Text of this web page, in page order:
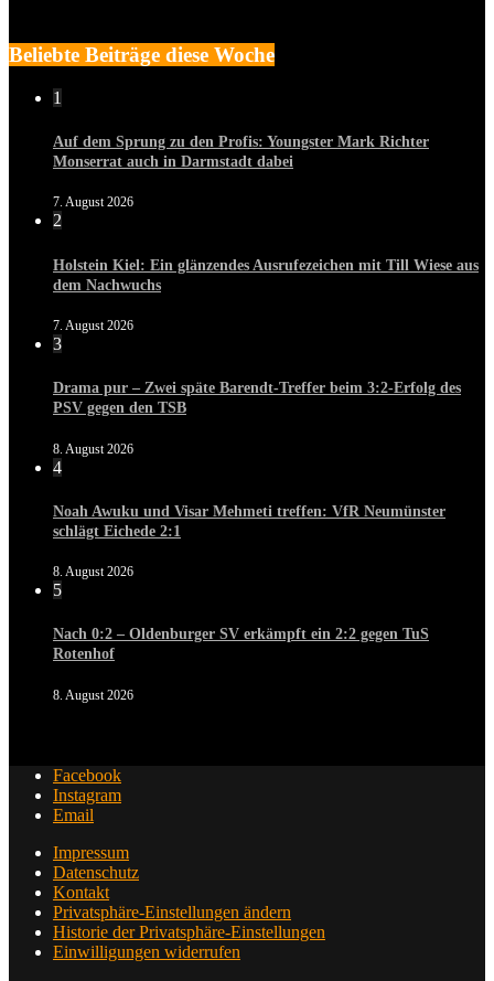
Beliebte Beiträge diese Woche
1
Auf dem Sprung zu den Profis: Youngster Mark Richter
Monserrat auch in Darmstadt dabei
7. August 2026
2
Holstein Kiel: Ein glänzendes Ausrufezeichen mit Till Wiese aus
dem Nachwuchs
7. August 2026
3
Drama pur – Zwei späte Barendt-Treffer beim 3:2-Erfolg des
PSV gegen den TSB
8. August 2026
4
Noah Awuku und Visar Mehmeti treffen: VfR Neumünster
schlägt Eichede 2:1
8. August 2026
5
Nach 0:2 – Oldenburger SV erkämpft ein 2:2 gegen TuS
Rotenhof
8. August 2026
Facebook
Instagram
Email
Impressum
Datenschutz
Kontakt
Privatsphäre-Einstellungen ändern
Historie der Privatsphäre-Einstellungen
Einwilligungen widerrufen